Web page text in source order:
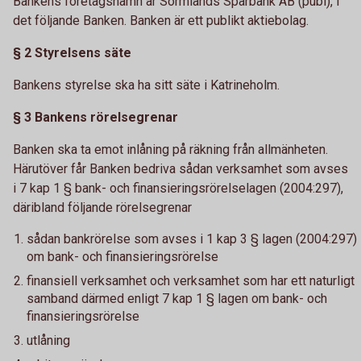
det följande Banken. Banken är ett publikt aktiebolag.
§ 2 Styrelsens säte
Bankens styrelse ska ha sitt säte i Katrineholm.
§ 3 Bankens rörelsegrenar
Banken ska ta emot inlåning på räkning från allmänheten.
Härutöver får Banken bedriva sådan verksamhet som avses
i 7 kap 1 § bank- och finansieringsrörelselagen (2004:297),
däribland följande rörelsegrenar
sådan bankrörelse som avses i 1 kap 3 § lagen (2004:297)
om bank- och finansieringsrörelse
finansiell verksamhet och verksamhet som har ett naturligt
samband därmed enligt 7 kap 1 § lagen om bank- och
finansieringsrörelse
utlåning